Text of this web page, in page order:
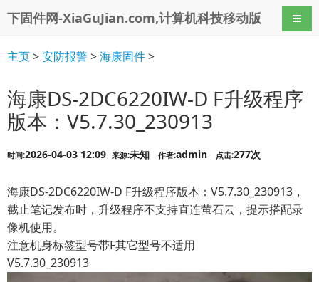
下固件网-XiaGuJian.com,计算机科技移动版 导航
主页>安防报警>海康固件>
海康DS-2DC6220IW-D F升级程序
版本：V5.7.30_230913
时间:2026-04-03 12:09 来源:未知 作者:admin 点击:277次
海康DS-2DC6220IW-D F升级程序版本：V5.7.30_230913，
截止笔记发布时，升级程序不支持直连萤石云，提示搭配录
像机使用。
注意机身标签型号带F其它型号不适用
V5.7.30_230913